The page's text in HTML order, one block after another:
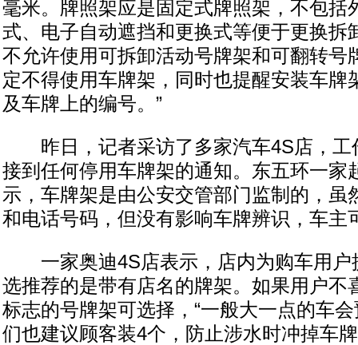
毫米。牌照架应是固定式牌照架，不包括
式、电子自动遮挡和更换式等便于更换拆
不允许使用可拆卸活动号牌架和可翻转号
定不得使用车牌架，同时也提醒安装车牌
及车牌上的编号。”
昨日，记者采访了多家汽车4S店，工
接到任何停用车牌架的通知。东五环一家
示，车牌架是由公安交管部门监制的，虽
和电话号码，但没有影响车牌辨识，车主
一家奥迪4S店表示，店内为购车用户
选推荐的是带有店名的牌架。如果用户不
标志的号牌架可选择，“一般大一点的车
们也建议顾客装4个，防止涉水时冲掉车